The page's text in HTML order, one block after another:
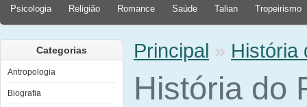
Psicologia Religião Romance Saúde Talian Tropeirismo
Categorias
Antropologia
Biografia
Principal » História
História do